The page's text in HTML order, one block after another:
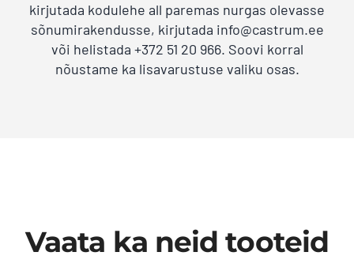
kirjutada kodulehe all paremas nurgas olevasse
sõnumirakendusse, kirjutada info@castrum.ee
või helistada +372 51 20 966. Soovi korral
nõustame ka lisavarustuse valiku osas.
Vaata ka neid tooteid